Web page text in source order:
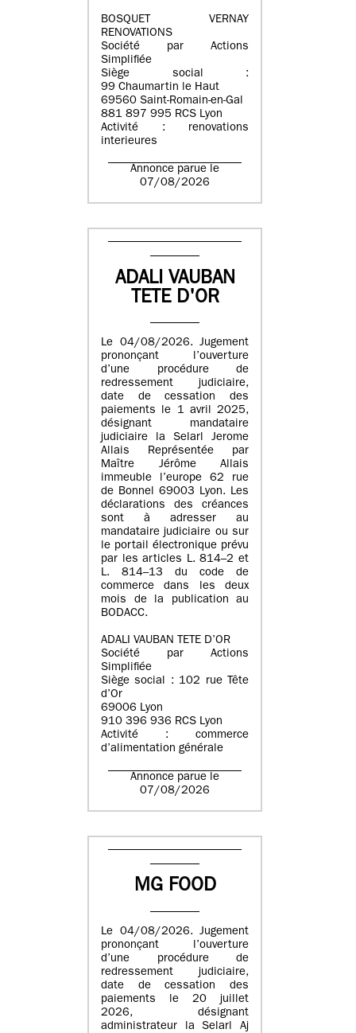
BOSQUET VERNAY
RENOVATIONS
Société par Actions
Simplifiée
Siège social :
99 Chaumartin le Haut
69560 Saint-Romain-en-Gal
881 897 995 RCS Lyon
Activité : renovations
interieures
Annonce parue le
07/08/2026
ADALI VAUBAN
TETE D'OR
Le 04/08/2026. Jugement
prononçant l’ouverture
d’une procédure de
redressement judiciaire,
date de cessation des
paiements le 1 avril 2025,
désignant mandataire
judiciaire la Selarl Jerome
Allais Représentée par
Maître Jérôme Allais
immeuble l’europe 62 rue
de Bonnel 69003 Lyon. Les
déclarations des créances
sont à adresser au
mandataire judiciaire ou sur
le portail électronique prévu
par les articles L. 814–2 et
L. 814–13 du code de
commerce dans les deux
mois de la publication au
BODACC.
ADALI VAUBAN TETE D’OR
Société par Actions
Simplifiée
Siège social : 102 rue Tête
d’Or
69006 Lyon
910 396 936 RCS Lyon
Activité : commerce
d’alimentation générale
Annonce parue le
07/08/2026
MG FOOD
Le 04/08/2026. Jugement
prononçant l’ouverture
d’une procédure de
redressement judiciaire,
date de cessation des
paiements le 20 juillet
2026, désignant
administrateur la Selarl Aj